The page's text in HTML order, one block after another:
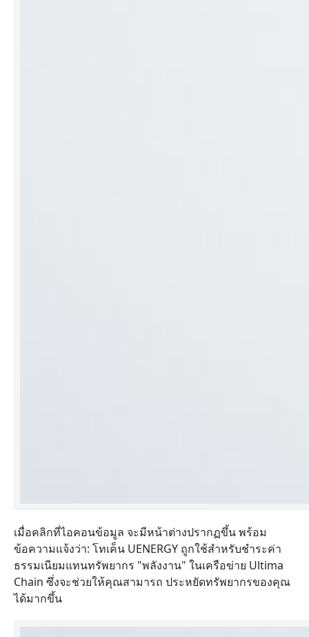
เมื่อคลิกที่ไอคอนข้อมูล จะมีหน้าต่างปรากฏขึ้น พร้อม
ข้อความแจ้งว่า: โทเค็น UENERGY ถูกใช้สำหรับชำระค่า
ธรรมเนียมแทนทรัพยากร "พลังงาน" ในเครือข่าย Ultima
Chain ซึ่งจะช่วยให้คุณสามารถ ประหยัดทรัพยากรของคุณ
ได้มากขึ้น